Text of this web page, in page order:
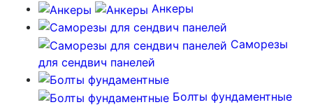
Анкеры
Саморезы
для сендвич панелей
Болты фундаментные